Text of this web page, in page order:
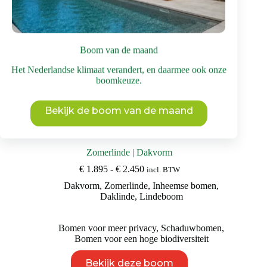
Boom van de maand
Het Nederlandse klimaat verandert, en daarmee ook onze
boomkeuze.
Bekijk de boom van de maand
productpagina
Zomerlinde | Dakvorm
€1.895 - €2.450Prijsklasse:
tot
€ 2.450
incl. BTW
Dakvorm, Zomerlinde,Inheemse bomen,
Daklinde, Lindeboom
Bomen voor meer privacy, Schaduwbomen,
Bomen voor een hoge biodiversiteit
Bekijk deze boom